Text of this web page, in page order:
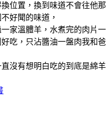
位置，換到味道不會往他那
好聞的味道，
家溫體羊，水煮完的肉片一
吃，只沾醬油一盤肉我和爸
沒有想明白吃的到底是綿羊